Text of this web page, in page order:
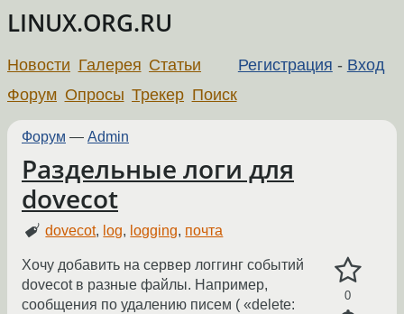
LINUX.ORG.RU
Регистрация - Вход
Новости Галерея Статьи
Форум Опросы Трекер Поиск
Форум — Admin
Раздельные логи для
dovecot
dovecot, log, logging, почта
0
Хочу добавить на сервер логгинг событий
dovecot в разные файлы. Например,
сообщения по удалению писем ( «delete: